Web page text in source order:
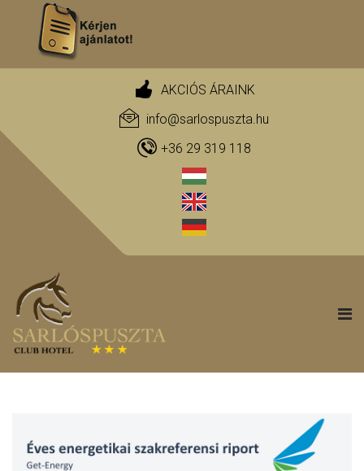
AKCIÓS ÁRAINK
info@sarlospuszta.hu
+36 29 319 118